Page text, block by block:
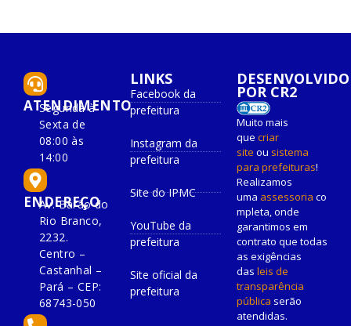
ATENDIMENTO
Segunda à
Sexta de
08:00 às
14:00
ENDEREÇO
Av. Barão do
Rio Branco,
2232.
Centro –
Castanhal –
Pará – CEP:
68743-050
LINKS
Facebook da
prefeitura
Instagram da
prefeitura
Site do IPMC
YouTube da
prefeitura
Site oficial da
prefeitura
DESENVOLVIDO
POR CR2
Muito mais
que criar
site ou sistema
para prefeituras!
Realizamos
uma assessoria co
mpleta, onde
garantimos em
contrato que todas
as exigências
das leis de
transparência
pública serão
atendidas.